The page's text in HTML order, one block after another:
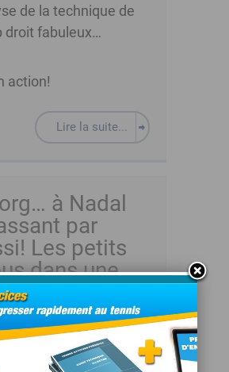
de la technique de
droit fabuleux…
action!
Lire la suite...
à Nadal
par
Les petits
dans une
imitation
de